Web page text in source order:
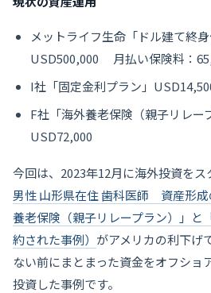
メットライフ生命「ドル建て終
USD500,000 月払い保険料：
I社「固定金利プラン」
F社「海外養老保険（親子リレー
USD72,000
今回は、2023年12月に海外投資を
男性 山形県在住 歯科医師 資産形
養老保険（親子リレープラン）」と
約された事例） がアメリカの利下げ
ない前にまとまった資金をオフショ
投資した事例です。